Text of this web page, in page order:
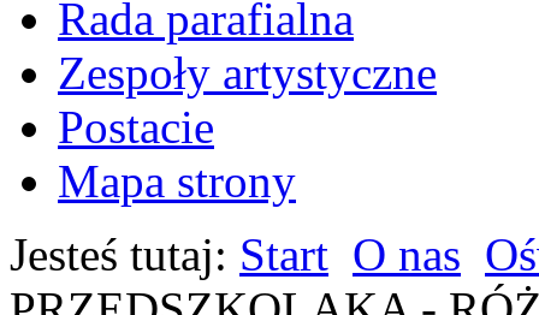
Rada parafialna
Zespoły artystyczne
Postacie
Mapa strony
Jesteś tutaj: Start O nas